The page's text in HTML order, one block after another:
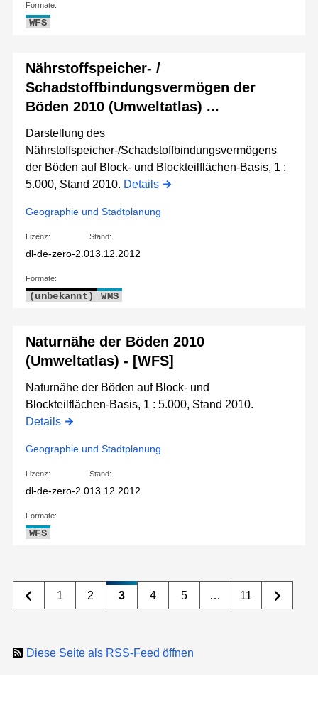
Formate:
WFS
Nährstoffspeicher- /
Schadstoffbindungsvermögen der
Böden 2010 (Umweltatlas) ...
Darstellung des
Nährstoffspeicher-/Schadstoffbindungsvermögens
der Böden auf Block- und Blockteilflächen-Basis, 1 :
5.000, Stand 2010. Details
Geographie und Stadtplanung
Lizenz:
dl-de-zero-2.0
Stand:
13.12.2012
Formate:
(unbekannt) WMS
Naturnähe der Böden 2010
(Umweltatlas) - [WFS]
Naturnähe der Böden auf Block- und
Blockteilflächen-Basis, 1 : 5.000, Stand 2010.
Details
Geographie und Stadtplanung
Lizenz:
dl-de-zero-2.0
Stand:
13.12.2012
Formate:
WFS
1 2 3 4 5 … 11
Diese Seite als RSS-Feed öffnen